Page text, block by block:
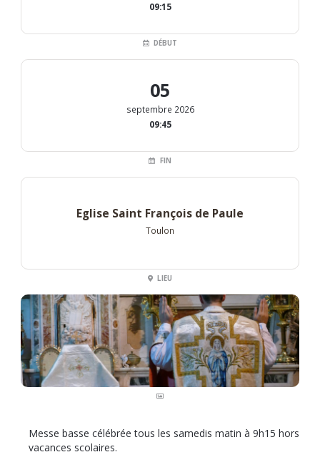
09:15
DÉBUT
05
septembre 2026
09:45
FIN
Eglise Saint François de Paule
Toulon
LIEU
Messe basse célébrée tous les samedis matin à 9h15 hors
vacances scolaires.